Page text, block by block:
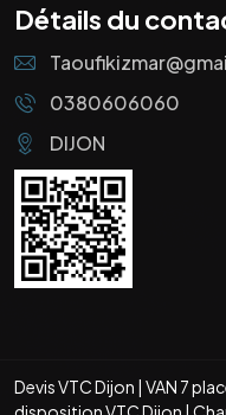
Détails du
0380606060
DIJON
Devis VTC Dijon | VAN 7